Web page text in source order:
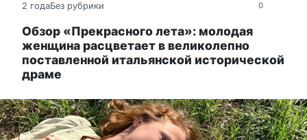
0
2 годаБез рубрики
Обзор «Прекрасного лета»: молодая
женщина расцветает в великолепно
поставленной итальянской исторической
драме